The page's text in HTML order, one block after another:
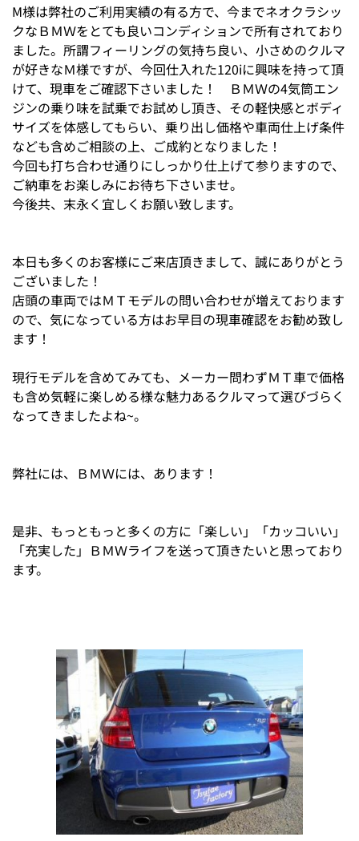
M様は弊社のご利用実績の有る方で、今までネオクラシッ
クなＢＭＷをとても良いコンディションで所有されており
ました。所謂フィーリングの気持ち良い、小さめのクルマ
が好きなＭ様ですが、今回仕入れた120iに興味を持って頂
けて、現車をご確認下さいました！ ＢＭＷの4気筒エン
ジンの乗り味を試乗でお試めし頂き、その軽快感とボディ
サイズを体感してもらい、乗り出し価格や車両仕上げ条件
なども含めご相談の上、ご成約となりました！
今回も打ち合わせ通りにしっかり仕上げて参りますので、
ご納車をお楽しみにお待ち下さいませ。
今後共、末永く宜しくお願い致します。
本日も多くのお客様にご来店頂きまして、誠にありがとう
ございました！
店頭の車両ではＭＴモデルの問い合わせが増えております
ので、気になっている方はお早目の現車確認をお勧め致し
ます！
現行モデルを含めてみても、メーカー問わずＭＴ車で価格
も含め気軽に楽しめる様な魅力あるクルマって選びづらく
なってきましたよね~。
弊社には、ＢＭＷには、あります！
是非、もっともっと多くの方に「楽しい」「カッコいい」
「充実した」ＢＭＷライフを送って頂きたいと思っており
ます。